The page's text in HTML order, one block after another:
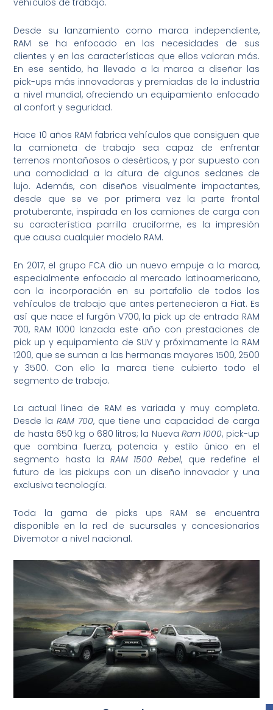
vehículos de trabajo.
Desde su lanzamiento como marca independiente,
RAM se ha enfocado en las necesidades de sus
clientes y en las características que ellos valoran más.
En ese sentido, ha llevado a la marca a diseñar las
pick-ups más innovadoras y premiadas de la industria
a nivel mundial, ofreciendo un equipamiento enfocado
al confort y seguridad.
Hace 10 años RAM fabrica vehículos que consiguen que
la camioneta de trabajo sea capaz de enfrentar
terrenos montañosos o desérticos, y por supuesto con
una comodidad a la altura de algunos sedanes de
lujo. Además, con diseños visualmente impactantes,
desde que se ve por primera vez la parte frontal
protuberante, inspirada en los camiones de carga con
su característica parrilla cruciforme, es la impresión
que causa cualquier modelo RAM.
En 2017, el grupo FCA dio un nuevo empuje a la marca,
especialmente enfocado al mercado latinoamericano,
con la incorporación en su portafolio de todos los
vehículos de trabajo que antes pertenecieron a Fiat. Es
así que nace el furgón V700, la pick up de entrada RAM
700, RAM 1000 lanzada este año con prestaciones de
pick up y equipamiento de SUV y próximamente la RAM
1200, que se suman a las hermanas mayores 1500, 2500
y 3500. Con ello la marca tiene cubierto todo el
segmento de trabajo.
La actual línea de RAM es variada y muy completa.
Desde laRAM 700, que tiene una capacidad de carga
de hasta 650 kg o 680 litros; la NuevaRam 1000, pick-up
que combina fuerza, potencia y estilo único en el
segmento hasta la RAM 1500 Rebel, que redefine el
futuro de las pickups con un diseño innovador y una
exclusiva tecnología.
Toda la gama de picks ups RAM se encuentra
disponible en la red de sucursales y concesionarios
Divemotor a nivel nacional.